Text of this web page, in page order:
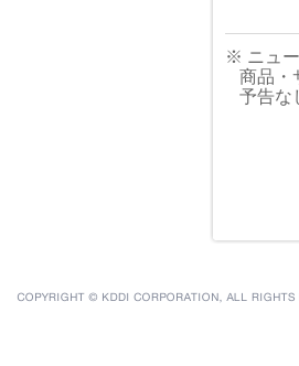
※ ニュ
商品・
予告な